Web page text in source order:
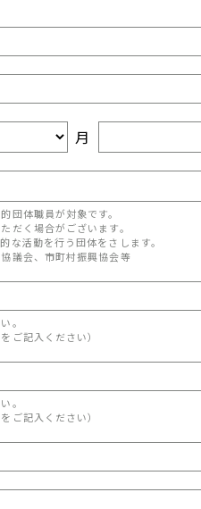
月
団体職員が対象です。
だく場合がございます。
活動を行う団体をさします。
議会、市町村振興協会等
。
ご記入ください）
。
ご記入ください）